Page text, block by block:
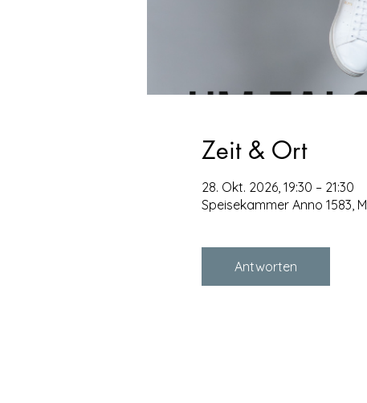
Zeit & Ort
28. Okt. 2026, 19:30 – 21:30
Speisekammer Anno 1583,
Antworten